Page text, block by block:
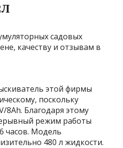
этой фирмы
поскольку
8Ah. Благодаря этому
режим работы
часов. Модель
480 л жидкости.